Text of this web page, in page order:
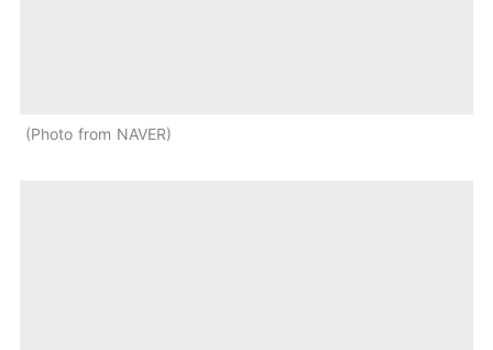
Photo from NAVER